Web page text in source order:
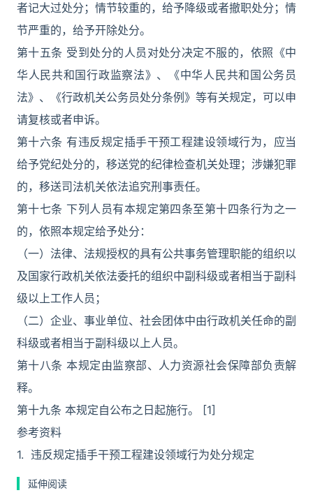
者记大过处分；情节较重的，给予降级或者撤职处分；情
节严重的，给予开除处分。
第十五条 受到处分的人员对处分决定不服的，依照《中
华人民共和国行政监察法》、《中华人民共和国公务员
法》、《行政机关公务员处分条例》等有关规定，可以申
请复核或者申诉。
第十六条 有违反规定插手干预工程建设领域行为，应当
给予党纪处分的，移送党的纪律检查机关处理；涉嫌犯罪
的，移送司法机关依法追究刑事责任。
第十七条 下列人员有本规定第四条至第十四条行为之一
的，依照本规定给予处分：
（一）法律、法规授权的具有公共事务管理职能的组织以
及国家行政机关依法委托的组织中副科级或者相当于副科
级以上工作人员；
（二）企业、事业单位、社会团体中由行政机关任命的副
科级或者相当于副科级以上人员。
第十八条 本规定由监察部、人力资源社会保障部负责解
释。
第十九条 本规定自公布之日起施行。 [1]
参考资料
1. 违反规定插手干预工程建设领域行为处分规定
延伸阅读